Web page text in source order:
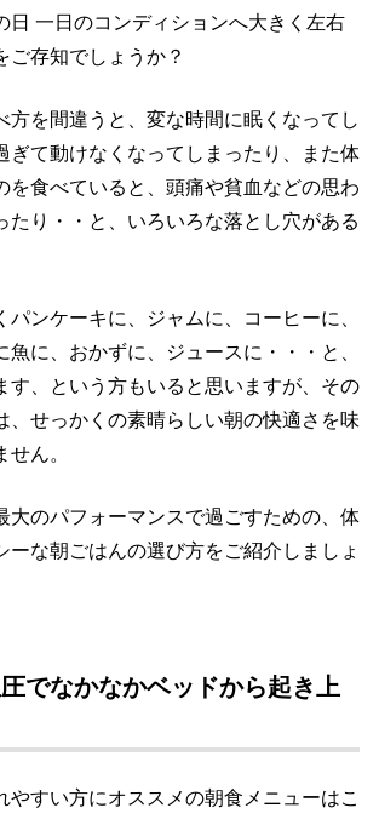
日 一日のコンディションへ大きく左右
ご存知でしょうか？
方を間違うと、変な時間に眠くなってし
ぎて動けなくなってしまったり、また体
を食べていると、頭痛や貧血などの思わ
たり・・と、いろいろな落とし穴がある
パンケーキに、ジャムに、コーヒーに、
魚に、おかずに、ジュースに・・・と、
す、という方もいると思いますが、その
、せっかくの素晴らしい朝の快適さを味
ん。
大のパフォーマンスで過ごすための、 体
ーな朝ごはんの選び方をご紹介しましょ
でなかなかベッドから起き上
やすい方にオススメの朝食メニューはこ